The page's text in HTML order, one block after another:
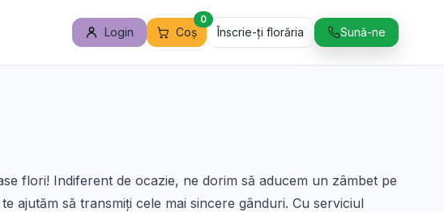
Login Coș
0
Înscrie-ți florăria Sună-ne
flori! Indiferent de ocazie, ne dorim să aducem un zâmbet pe
ajutăm să transmiți cele mai sincere gânduri. Cu serviciul